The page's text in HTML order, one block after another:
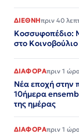
ΔΙΕΘΝΗπριν 40
Κοσσυφοπέδιο:
στο
ΔΙΑΦΟΡΑπριν 1
Νέα εποχή στην
10ήμερα
της ημέρας
ΔΙΑΦΟΡΑπριν 1